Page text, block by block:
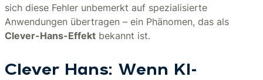
sich diese Fehler unbemerkt auf spezialisierte
Anwendungen übertragen – ein Phänomen, das als
Clever-Hans-Effekt bekannt ist.
Clever Hans: Wenn KI-